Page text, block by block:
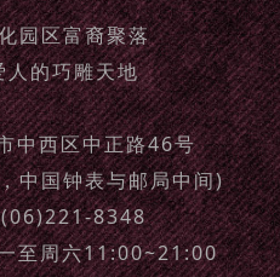
园区富裔聚落
人的巧雕天地
中西区中正路46号
中国钟表与邮局中间)
(06)221-8348
至周六11:00~21:00